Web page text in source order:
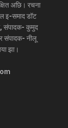
अछि। रचना
इ-समाद डॉट
संपादक- कुमुद
संपादक- नीलू
झा।